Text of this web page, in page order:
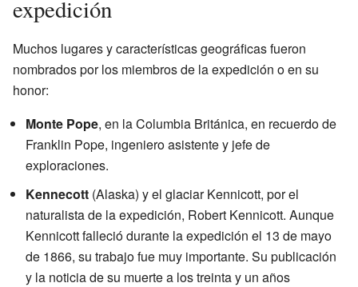
expedición
Muchos lugares y características geográficas fueron
nombrados por los miembros de la expedición o en su
honor:
Monte Pope, en la Columbia Británica, en recuerdo de
Franklin Pope, ingeniero asistente y jefe de
exploraciones.
Kennecott (Alaska) y el glaciar Kennicott, por el
naturalista de la expedición, Robert Kennicott. Aunque
Kennicott falleció durante la expedición el 13 de mayo
de 1866, su trabajo fue muy importante. Su publicación
y la noticia de su muerte a los treinta y un años